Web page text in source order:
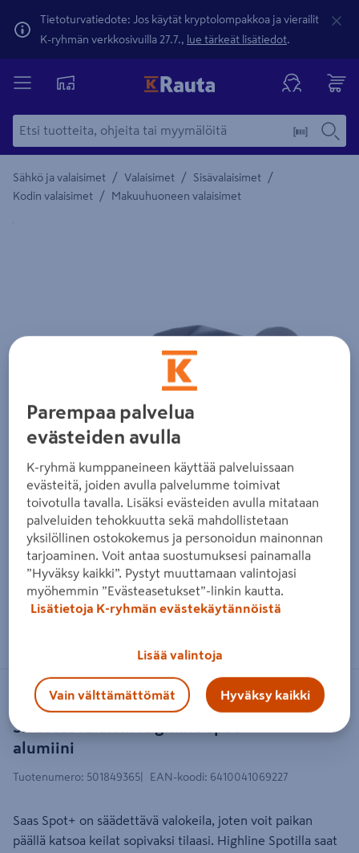
Tietoturvatiedote: Jos käytät kryptolompakkoa ja vierailit
K-ryhmän verkkosivuilla 27.7., lue tärkeät lisätiedot.
Sähkö ja valaisimet / Valaisimet / Sisävalaisimet /
Kodin valaisimet / Makuuhuoneen valaisimet
Yksityiskohtainen kuvaus löytyy Tuotteen kuvaus -
Sisustusvalaisin Highline Spot+
alumiini
SAAS INSTRUMENTTI
Tuotenumero: 501849365 EAN-koodi: 6410041069227
Saas Spot+ on säädettävä valokeila, joten voit paikan
päällä katsoa keilat sopivaksi tilaasi. Highline Spotilla saat
Parempaa palvelua
evästeiden avulla
K-ryhmä kumppaneineen käyttää palveluissaan
evästeitä, joiden avulla palvelumme toimivat
toivotulla tavalla. Lisäksi evästeiden avulla mitataan
palveluiden tehokkuutta sekä mahdollistetaan
yksilöllinen ostokokemus ja personoidun mainonnan
tarjoaminen. Voit antaa suostumuksesi painamalla
”Hyväksy kaikki”. Pystyt muuttamaan valintojasi
myöhemmin ”Evästeasetukset”-linkin kautta.
Lisätietoja K-ryhmän evästekäytännöistä
Lisää valintoja
Vain välttämättömät Hyväksy kaikki